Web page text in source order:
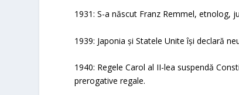
1931: S-a născut Franz Remmel, etnolog,
1939: Japonia și Statele Unite își declară
1940: Regele Carol al II-lea suspendă
prerogative regale.